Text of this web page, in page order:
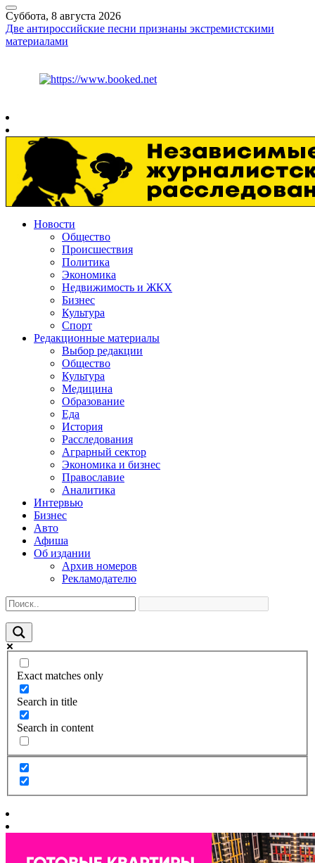
Суббота, 8 августа 2026
Две антироссийские песни признаны экстремистскими
материалами
Новости
Общество
Происшествия
Политика
Экономика
Недвижимость и ЖКХ
Бизнес
Культура
Спорт
Редакционные материалы
Выбор редакции
Общество
Культура
Медицина
Образование
Еда
История
Расследования
Аграрный сектор
Экономика и бизнес
Православие
Аналитика
Интервью
Бизнес
Авто
Афиша
Об издании
Архив номеров
Рекламодателю
Exact matches only
Search in title
Search in content